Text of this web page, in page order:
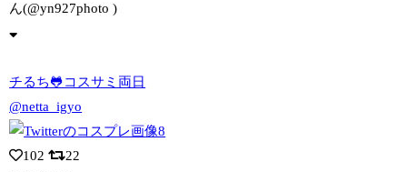
ん(@yn927photo )
チるち🐸コスサミ両日
@netta_igyo
102
22